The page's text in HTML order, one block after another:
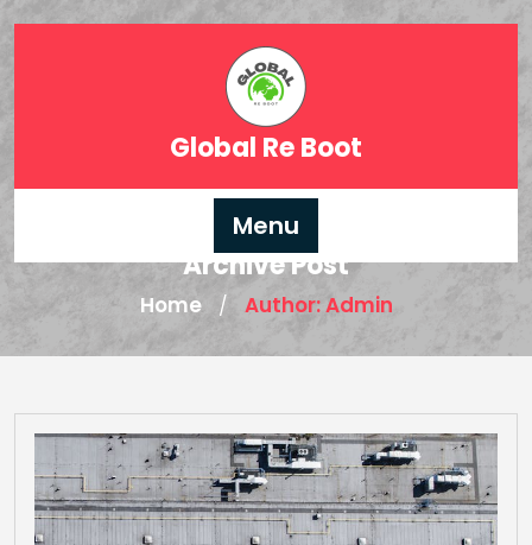
Global Re Boot
Menu
Archive Post
Home / Author: Admin